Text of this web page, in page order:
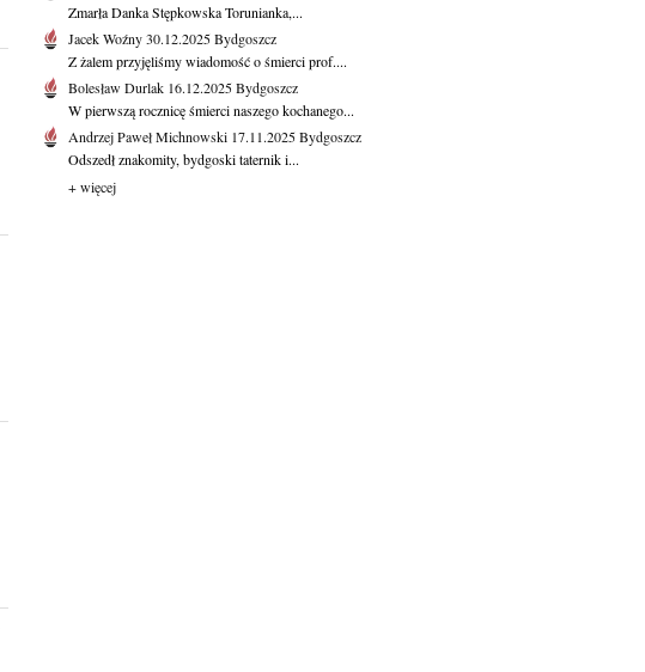
Zmarła Danka Stępkowska Torunianka,...
Jacek Woźny30.12.2025Bydgoszcz
Z żalem przyjęliśmy wiadomość o śmierci prof....
Bolesław Durlak 16.12.2025Bydgoszcz
W pierwszą rocznicę śmierci naszego kochanego...
Andrzej Paweł Michnowski 17.11.2025Bydgoszcz
Odszedł znakomity, bydgoski taternik i...
+ więcej